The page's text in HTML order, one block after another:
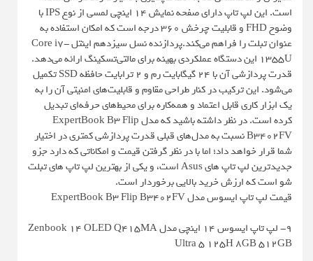
است. این لپ تاپ دارای صفحه نمایش 14 اینچی لمسی از نوع IPS با
وضوح FHD و قابلیت چرخش 360 درجه است که امکان استفاده به
عنوان تبلت را فراهم می‌کند.پردازنده نسل سیزدهم اینتل Core i7-
1355U این دستگاه عملکردی بهینه برای مالتی‌تسکینگ ارائه می‌دهد.
قدرت پردازشی آن با 24 گیگابایت رم و 2 ترابایت حافظه SSD تکمیل
می‌شود. این ترکیب در کنار طراحی مقاوم و قابلیت‌های امنیتی آن را به
یک ابزار کاری قابل اعتماد و همه‌کاره برای محیط‌های حرفه‌ای تبدیل
کرده است. در نظر داشته باشید که مدل ExpertBook B3 Flip
B3402FV نسبت به مدل‌های قبلی قدرت پردازشی کمتری در اختیار
شما قرار خواهد داد؛ اما با در نظر گرفتن قیمت و امکاناتی که دارد جزو
جدیدترین لپ تاپ های Asus است، و یکی از بهترین لپ تاپ های تبلت
شو است که ارزش خرید بالایی برخوردار است.
قیمت لپ تاپ ایسوس مدل ExpertBook B3 Flip B3402FV
9- لپ تاپ ایسوس 14 اینچی مدل Zenbook 14 OLED Q415MA
Ultra 5 125H 8GB 512GB